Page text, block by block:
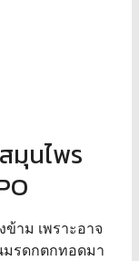
มุนไพร
าม เพราะอาจ
มรดกตกทอดมา